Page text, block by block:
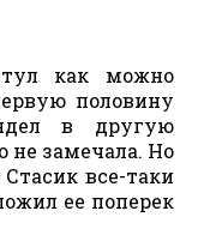
как можно
половину
в другую
не замечала. Но
все-таки
ее поперек